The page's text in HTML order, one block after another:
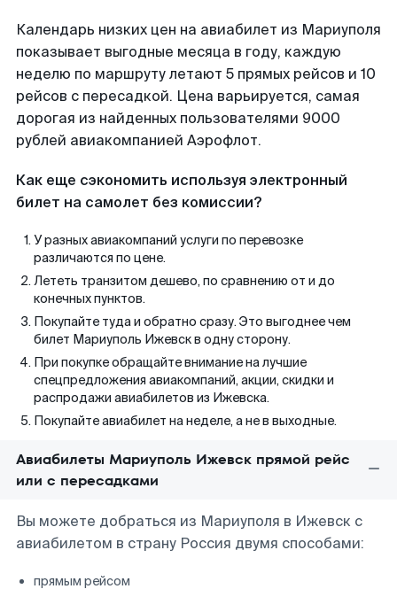
Календарь низких цен на авиабилет из Мариуполя
показывает выгодные месяца в году, каждую
неделю по маршруту летают 5 прямых рейсов и 10
рейсов с пересадкой. Цена варьируется, самая
дорогая из найденных пользователями 9000
рублей авиакомпанией Аэрофлот.
Как еще сэкономить используя электронный
билет на самолет без комиссии?
У разных авиакомпаний услуги по перевозке
различаются по цене.
Лететь транзитом дешево, по сравнению от и до
конечных пунктов.
Покупайте туда и обратно сразу. Это выгоднее чем
билет Мариуполь Ижевск в одну сторону.
При покупке обращайте внимание на лучшие
спецпредложения авиакомпаний, акции, скидки и
распродажи авиабилетов из Ижевска.
Покупайте авиабилет на неделе, а не в выходные.
Авиабилеты Мариуполь Ижевск прямой рейс
или с пересадками
Вы можете добраться из Мариуполя в Ижевск с
авиабилетом в страну Россия двумя способами:
прямым рейсом